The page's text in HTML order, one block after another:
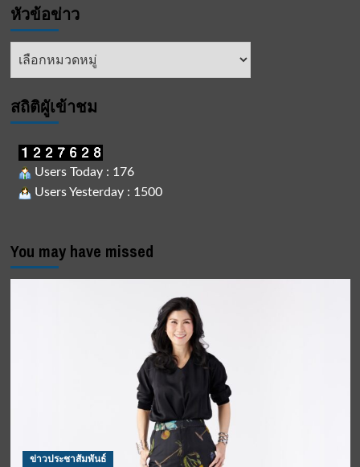
หัวข้อข่าว
หัวข้อ
สถิติผูัเข้าชม
Users Today : 176
Users Yesterday : 1500
You may have missed
ข่าวประชาสัมพันธ์